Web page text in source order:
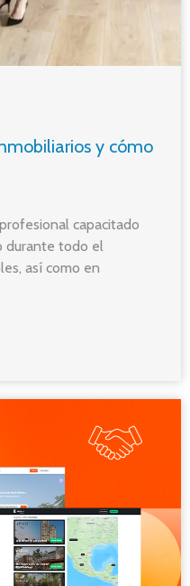
y cómo
capacitado
durante todo el
así como en